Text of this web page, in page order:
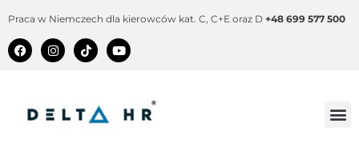
Praca w Niemczech dla kierowców kat. C, C+E oraz D +48 699 577 500